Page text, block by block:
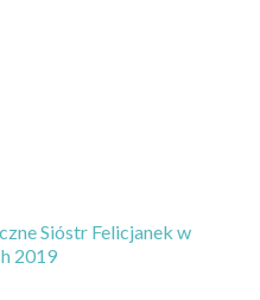
Sióstr Felicjanek w
2019